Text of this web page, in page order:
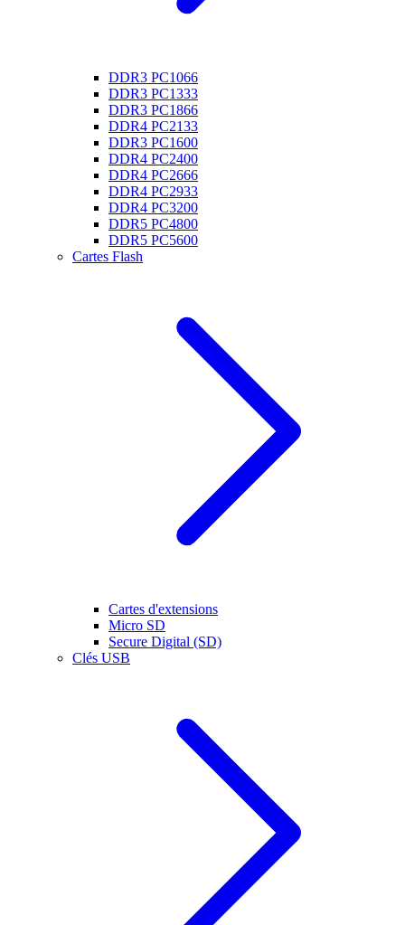
DDR3 PC1066
DDR3 PC1333
DDR3 PC1866
DDR4 PC2133
DDR3 PC1600
DDR4 PC2400
DDR4 PC2666
DDR4 PC2933
DDR4 PC3200
DDR5 PC4800
DDR5 PC5600
Cartes Flash
Cartes d'extensions
Micro SD
Secure Digital (SD)
Clés USB